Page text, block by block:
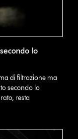
lo
di filtrazione ma
secondo lo
resta